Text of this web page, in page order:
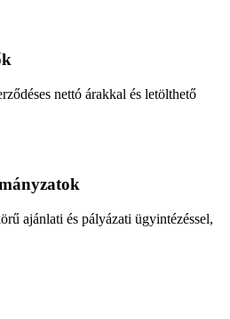
nettó árakkal és letölthető
ajánlati és pályázati ügyintézéssel,